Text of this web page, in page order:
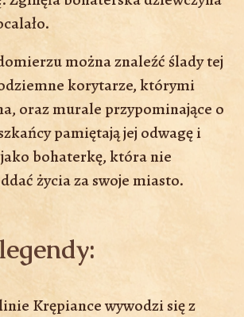
można znaleźć ślady tej
korytarze, którymi
oraz murale przypominające o
pamiętają jej odwagę i
bohaterkę, która nie
życia za swoje miasto.
Krępiance wywodzi się z